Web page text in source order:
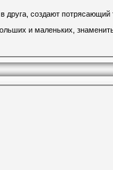
друга, создают
и маленьких,